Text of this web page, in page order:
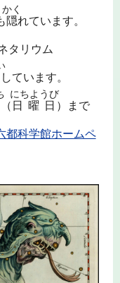
隠
かく
れています。
タリウム
しています。
（ 日曜日
にちようび
）まで
都科学館ホームペ